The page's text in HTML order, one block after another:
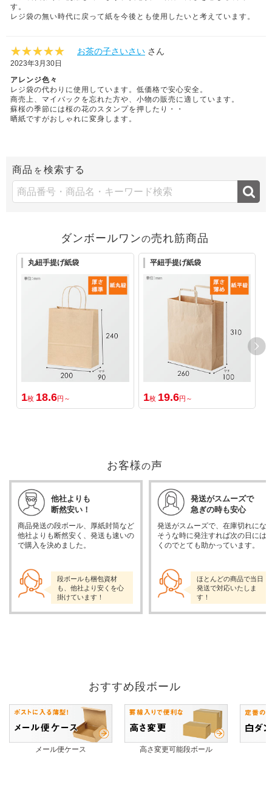
す。
レジ袋の無い時代に戻って紙を今後とも使用したいと考えています。
お茶の子さいさい さん
2023年3月30日
アレンジ色々
レジ袋の代わりに使用しています。低価格で安心安全。
商売上、マイバックを忘れた方や、小物の販売に適しています。
蘇桜の季節には桜の花のスタンプを押したり・・
晒紙ですがおしゃれに変身します。
商品 を 検索する
ダンボールワンの売れ筋商品
丸紐手提げ紙袋
1枚 18.6円～
平紐手提げ紙袋
1枚 19.6円～
お客様の声
他社よりも
断然安い！
商品発送の段ボール、厚紙封筒など
他社よりも断然安く、発送も速いの
で購入を決めました。
段ボールも梱包資材
も、他社より安くを心
掛けています！
発送がスムーズで
急ぎの時も安心
発送がスムーズで、在庫切れにな
そうな時に発注すれば次の日には
くのでとても助かっています。
ほとんどの商品で当日
発送で対応いたしま
す！
おすすめ段ボール
メール便ケース 高さ変更可能段ボール